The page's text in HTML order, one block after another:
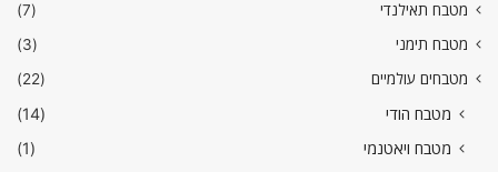
מטבח תאילנדי
(7)
מטבח תימני
(3)
מטבחים עולמיים
(22)
מטבח הודי
(14)
מטבח ויאטנמי
(1)